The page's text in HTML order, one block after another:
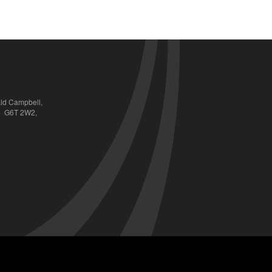
Campbell,
G6T 2W2,